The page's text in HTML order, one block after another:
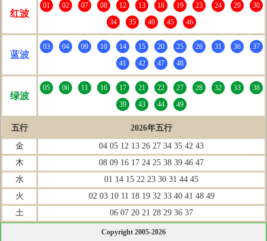
红波
01 02 07 08 12 13 18 19 23 24 29
30
34
35 40 45 46
蓝波
03 04 09 10 14 15 20 25 26 31 36
37
41
42 47 48
绿波
05 06 11 16 17 21 22 27 28 32 33
38
39
43 44 49
五行
2026年五行
金
04 05 12 13 26 27 34 35 42 43
木
08 09 16 17 24 25 38 39 46 47
水
01 14 15 22 23 30 31 44 45
火
02 03 10 11 18 19 32 33 40 41 48 49
土
06 07 20 21 28 29 36 37
Copyright 2005-2026